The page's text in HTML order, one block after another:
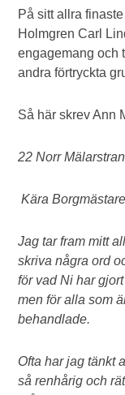
På sitt allra
Holmgren Carl
engagemang och
andra förtryckta
Så här skrev Ann
22 Norr
Kära
Jag tar fram mitt
skriva några ord
för vad Ni har
men för alla som
behandlade.
Ofta har jag tänkt
så renhårig och